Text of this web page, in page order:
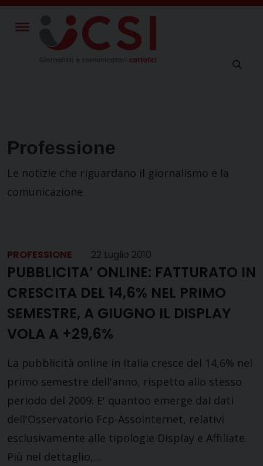
Skip
content
Professione
Le notizie che riguardano il giornalismo e la
comunicazione
PROFESSIONE 22 Luglio 2010
PUBBLICITA’ ONLINE: FATTURATO IN
CRESCITA DEL 14,6% NEL PRIMO
SEMESTRE, A GIUGNO IL DISPLAY
VOLA A +29,6%
La pubblicità online in Italia cresce del 14,6% nel
primo semestre dell'anno, rispetto allo stesso
periodo del 2009. E' quantoo emerge dai dati
dell'Osservatorio Fcp-Assointernet, relativi
esclusivamente alle tipologie Display e Affiliate.
Più nel dettaglio,…